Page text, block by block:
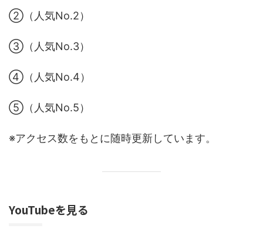
②（人気No.2）
③（人気No.3）
④（人気No.4）
⑤（人気No.5）
※アクセス数をもとに随時更新しています。
YouTubeを見る